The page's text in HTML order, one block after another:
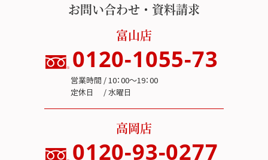
お問い合わせ・資料請求
富山店
0120-1055-73
営業時間 / 10：00～19：00
定休日 / 水曜日
高岡店
0120-93-0277